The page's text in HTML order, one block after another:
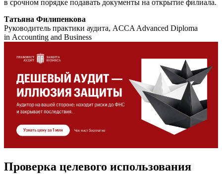
в срочном порядке подавать документы на открытие филиала.
Татьяна Филипенкова
Руководитель практики аудита, ACCA Advanced Diploma
in Accounting and Business
Проверка целевого использования